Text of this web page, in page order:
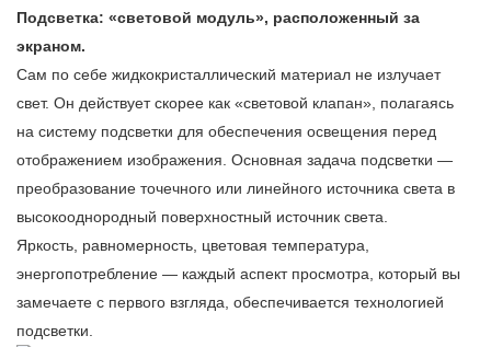
Подсветка: «световой модуль», расположенный за
экраном.
Сам по себе жидкокристаллический материал не излучает
свет. Он действует скорее как «световой клапан», полагаясь
на систему подсветки для обеспечения освещения перед
отображением изображения. Основная задача подсветки —
преобразование точечного или линейного источника света в
высокооднородный поверхностный источник света.
Яркость, равномерность, цветовая температура,
энергопотребление — каждый аспект просмотра, который вы
замечаете с первого взгляда, обеспечивается технологией
подсветки.